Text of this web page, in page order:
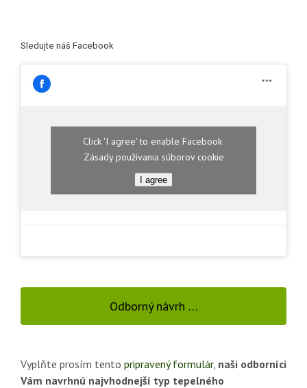
Sledujte náš Facebook
Click 'I agree' to enable Facebook
Zásady používania súborov cookie
I agree
Odborný návrh …
Vyplňte prosím tento pripravený formulár, naši odborníci
Vám navrhnú najvhodnejší typ tepelného